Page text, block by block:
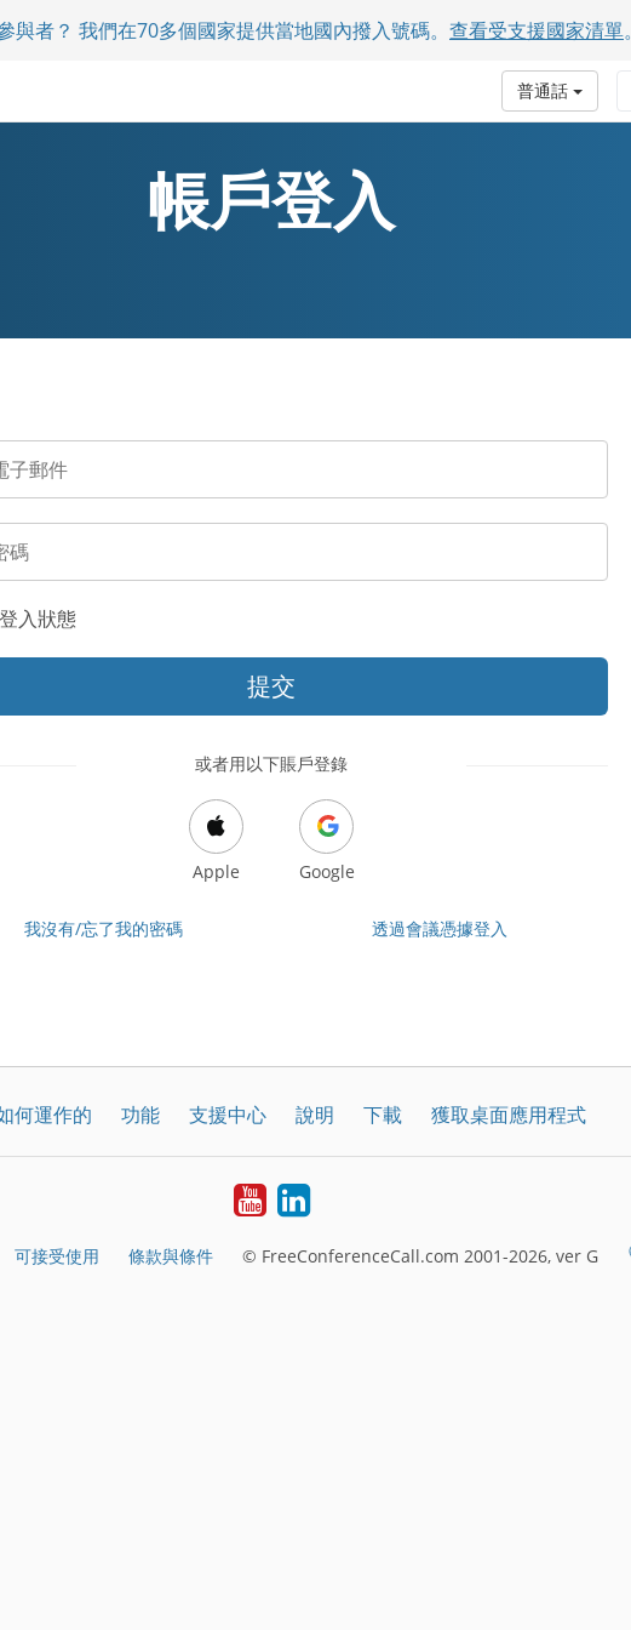
與者？ 我們在70多個國家提供當地國內撥入號碼。 查看受支援國家清單。
普通話
帳戶登入
入狀態
提交
或者用以下賬戶登錄
Apple Google
我沒有/忘了我的密碼 透過會議憑據登入
何運作的 功能 支援中心 說明 下載 獲取桌面應用程式
YouTubeLinkedIn
可接受使用 條款與條件 © FreeConferenceCall.com 2001-2026, ver G